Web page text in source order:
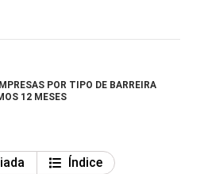
POR TIPO DE BARREIRA
12 MESES
Índice